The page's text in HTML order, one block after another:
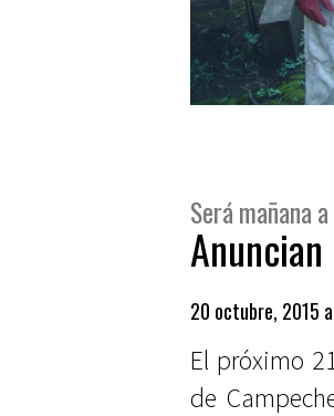
Será mañana
20 octubre, 2015
El próximo
de